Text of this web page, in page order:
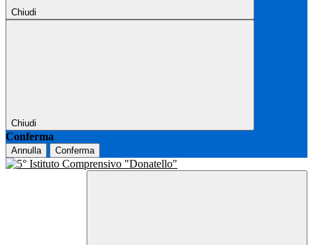
Chiudi
Chiudi
Conferma
Annulla Conferma